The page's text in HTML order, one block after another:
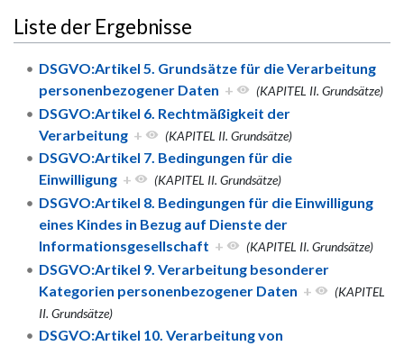
Liste der Ergebnisse
DSGVO:Artikel 5. Grundsätze für die Verarbeitung
personenbezogener Daten + (KAPITEL II. Grundsätze)
DSGVO:Artikel 6. Rechtmäßigkeit der
Verarbeitung + (KAPITEL II. Grundsätze)
DSGVO:Artikel 7. Bedingungen für die
Einwilligung + (KAPITEL II. Grundsätze)
DSGVO:Artikel 8. Bedingungen für die Einwilligung
eines Kindes in Bezug auf Dienste der
Informationsgesellschaft + (KAPITEL II. Grundsätze)
DSGVO:Artikel 9. Verarbeitung besonderer
Kategorien personenbezogener Daten +
(KAPITEL
II. Grundsätze)
DSGVO:Artikel 10. Verarbeitung von